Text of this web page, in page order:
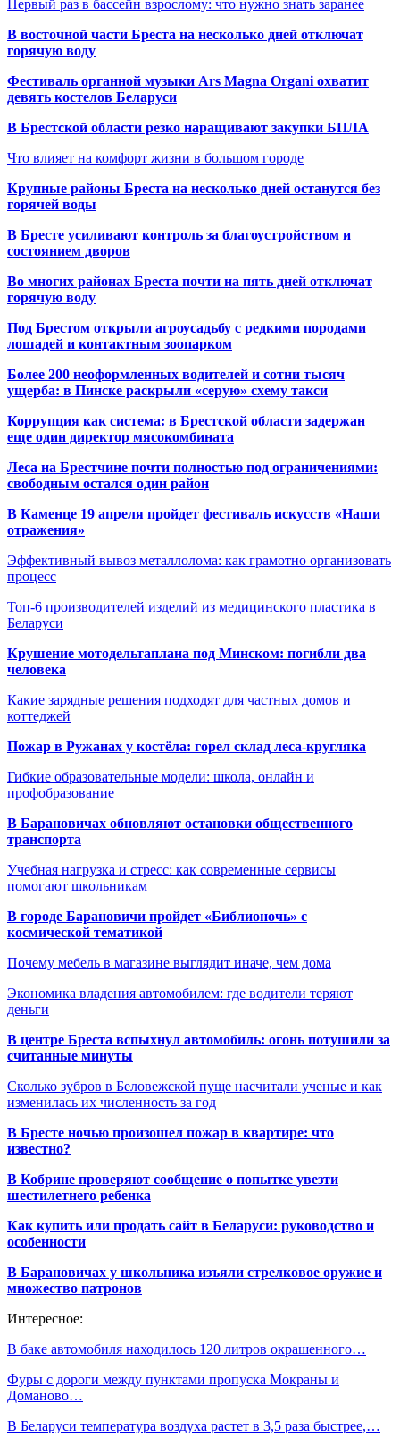
Первый раз в бассейн взрослому: что нужно знать заранее
В восточной части Бреста на несколько дней отключат
горячую воду
Фестиваль органной музыки Ars Magna Organi охватит
девять костелов Беларуси
В Брестской области резко наращивают закупки БПЛА
Что влияет на комфорт жизни в большом городе
Крупные районы Бреста на несколько дней останутся без
горячей воды
В Бресте усиливают контроль за благоустройством и
состоянием дворов
Во многих районах Бреста почти на пять дней отключат
горячую воду
Под Брестом открыли агроусадьбу с редкими породами
лошадей и контактным зоопарком
Более 200 неоформленных водителей и сотни тысяч
ущерба: в Пинске раскрыли «серую» схему такси
Коррупция как система: в Брестской области задержан
еще один директор мясокомбината
Леса на Брестчине почти полностью под ограничениями:
свободным остался один район
В Каменце 19 апреля пройдет фестиваль искусств «Наши
отражения»
Эффективный вывоз металлолома: как грамотно организовать
процесс
Топ-6 производителей изделий из медицинского пластика в
Беларуси
Крушение мотодельтаплана под Минском: погибли два
человека
Какие зарядные решения подходят для частных домов и
коттеджей
Пожар в Ружанах у костёла: горел склад леса-кругляка
Гибкие образовательные модели: школа, онлайн и
профобразование
В Барановичах обновляют остановки общественного
транспорта
Учебная нагрузка и стресс: как современные сервисы
помогают школьникам
В городе Барановичи пройдет «Библионочь» с
космической тематикой
Почему мебель в магазине выглядит иначе, чем дома
Экономика владения автомобилем: где водители теряют
деньги
В центре Бреста вспыхнул автомобиль: огонь потушили за
считанные минуты
Сколько зубров в Беловежской пуще насчитали ученые и как
изменилась их численность за год
В Бресте ночью произошел пожар в квартире: что
известно?
В Кобрине проверяют сообщение о попытке увезти
шестилетнего ребенка
Как купить или продать сайт в Беларуси: руководство и
особенности
В Барановичах у школьника изъяли стрелковое оружие и
множество патронов
Интересное:
В баке автомобиля находилось 120 литров окрашенного…
Фуры с дороги между пунктами пропуска Мокраны и
Доманово…
В Беларуси температура воздуха растет в 3,5 раза быстрее,…